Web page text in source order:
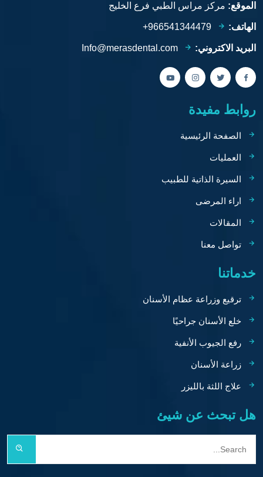
الموقع: مركز مراس الطبي فرع الخليج
الهاتف: 966541344479+
البريد الاكتروني: Info@merasdental.com
روابط مفيدة
الصفحة الرئيسية
العمليات
السيرة الذاتية للطبيب
اراء المرضى
المقالات
تواصل معنا
خدماتنا
ترقيع وزراعة عظام الأسنان
خلع الأسنان جراحيًا
رفع الجيوب الأنفية
زراعة الأسنان
علاج اللثة بالليزر
هل تبحث عن شيئ